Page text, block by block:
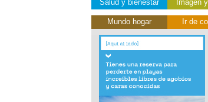
Salud y bienestar Imagen
Mundo hogar Ir de